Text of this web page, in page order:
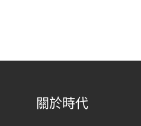
關於時代